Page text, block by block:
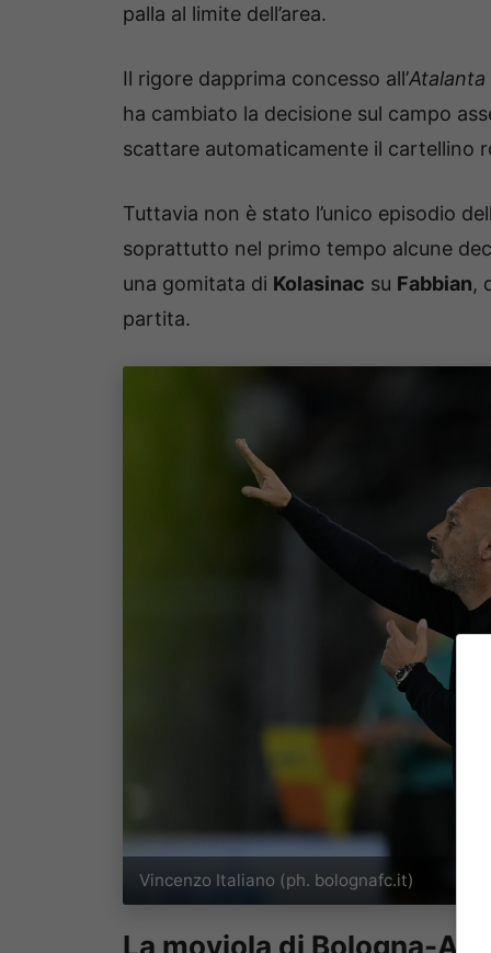
palla al limite dell’area.
Il rigore dapprima concesso all’Atalanta
ha cambiato la decisione sul campo
scattare automaticamente il cartellino
Tuttavia non è stato l’unico episodio
soprattutto nel primo tempo alcune
una gomitata di Kolasinac su Fabbian,
partita.
Vincenzo Italiano (ph. bolognafc.it)
La moviola di Bologna-